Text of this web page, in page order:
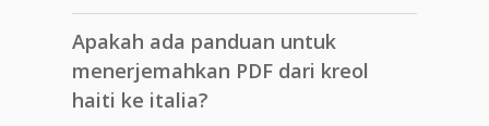
Apakah ada panduan untuk
menerjemahkan PDF dari kreol
haiti ke italia?